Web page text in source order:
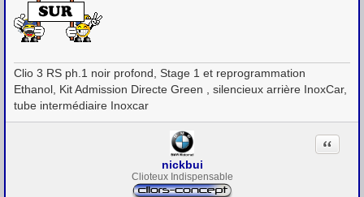
e
s
s
a
e
Clio 3 RS ph.1 noir profond, Stage 1 et reprogrammation
Ethanol, Kit Admission Directe Green , silencieux arrière InoxCar,
tube intermédiaire Inoxcar
nickbui
Clioteux Indispensable
Citation